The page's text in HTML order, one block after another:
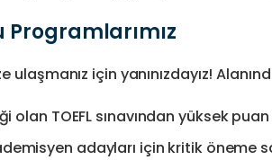
Programlarımız
için yanınızdayız!
olan TOEFL sınavından yüksek
adayları için kritik öneme